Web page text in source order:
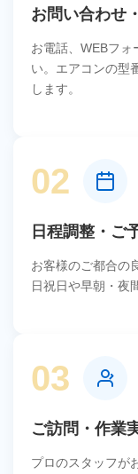
お問い合わせ
お電話、WEBフォ
い。エアコンの型
します。
02
日程調整・ご
お客様のご都合の
日祝日や早朝・夜
03
ご訪問・作業
プロのスタッフが